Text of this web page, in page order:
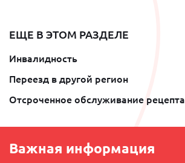
ЕЩЕ В ЭТОМ РАЗДЕЛЕ
Инвалидность
Переезд в другой регион
Отсроченное обслуживание рецепта
Важная информация